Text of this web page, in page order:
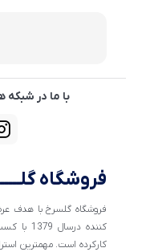
با ما در شبکه
فروشگاه
فروشگاه گلسرخ با هدف
کننده
کارکرده است. مهمترین